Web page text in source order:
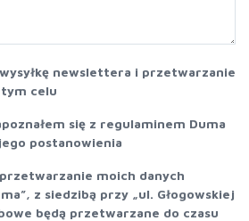
newslettera i przetwarzanie
celu
się z regulaminem Duma
postanowienia
moich danych
z siedzibą przy „ul. Głogowskiej
będą przetwarzane do czasu